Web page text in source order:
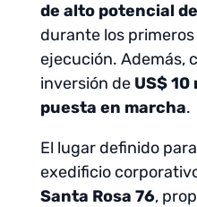
de alto potencial
durante los
ejecución. Además,
inversión de US$
puesta en marcha.
El lugar definido
exedificio
Santa Rosa 76,